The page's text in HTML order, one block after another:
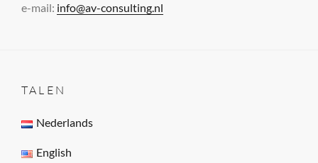
e-mail: info@av-consulting.nl
TALEN
Nederlands
English